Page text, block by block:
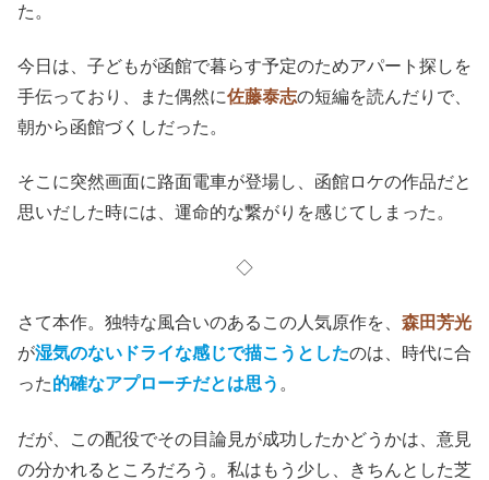
た。
今日は、子どもが函館で暮らす予定のためアパート探しを
手伝っており、また偶然に佐藤泰志の短編を読んだりで、
朝から函館づくしだった。
そこに突然画面に路面電車が登場し、函館ロケの作品だと
思いだした時には、運命的な繋がりを感じてしまった。
◇
さて本作。独特な風合いのあるこの人気原作を、 森田芳光
が湿気のないドライな感じで描こうとしたのは、時代に合
った的確なアプローチだとは思う 。
だが、この配役でその目論見が成功したかどうかは、意見
の分かれるところだろう。私はもう少し、きちんとした芝